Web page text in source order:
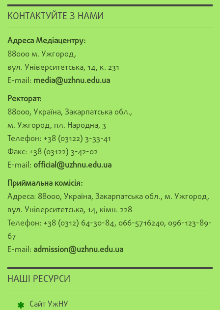
КОНТАКТУЙТЕ З НАМИ
Адреса Медіацентру:
88000 м. Ужгород,
вул. Університетська, 14, к. 231
E-mail: media@uzhnu.edu.ua
Ректорат:
88000, Україна, Закарпатська обл.,
м. Ужгород, пл. Народна, 3
Телефон: +38 (03122) 3-33-41
Факс: +38 (03122) 3-42-02
E-mail: official@uzhnu.edu.ua
Приймальна комісія:
Адреса: 88000, Україна, Закарпатська обл., м. Ужгород,
вул. Університетська, 14, кімн. 228
Телефон: +38 (0312) 64-30-84, 066-5716240, 096-123-89-
67
E-mail: admission@uzhnu.edu.ua
НАШІ РЕСУРСИ
Сайт УжНУ